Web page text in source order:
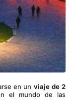
en un viaje de 2
el mundo de las